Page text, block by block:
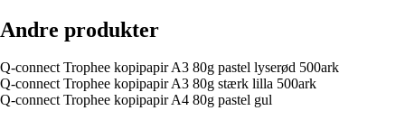
Andre produkter
Q-connect Trophee kopipapir A3 80g pastel lyserød 500ark
Q-connect Trophee kopipapir A3 80g stærk lilla 500ark
Q-connect Trophee kopipapir A4 80g pastel gul